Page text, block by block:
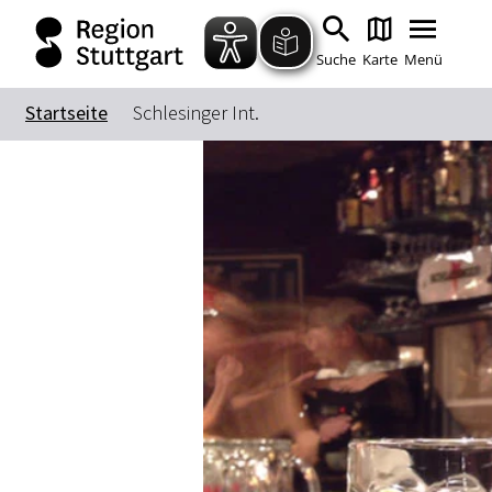
Suche Karte Menü
Startseite Schlesinger Int.